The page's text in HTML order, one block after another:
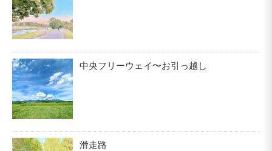
中央フリーウェイ〜お引っ越し
滑走路